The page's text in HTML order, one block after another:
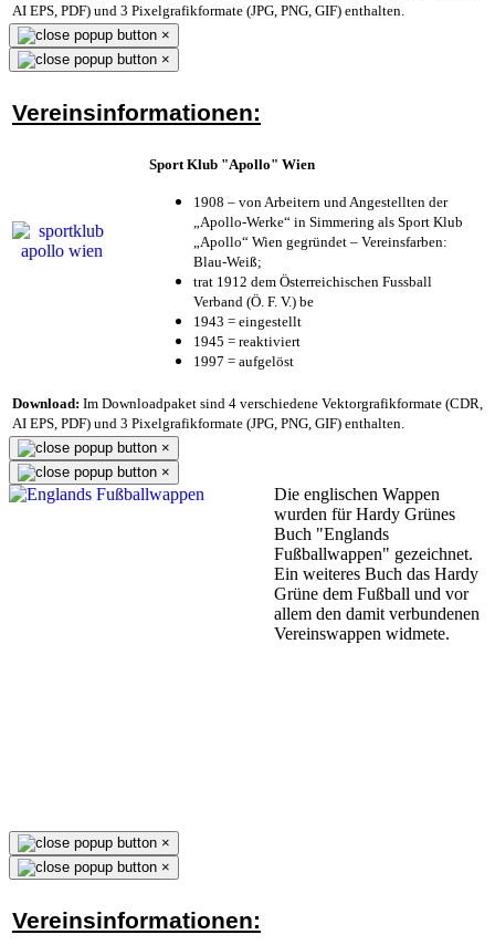
AI EPS, PDF) und 3 Pixelgrafikformate (JPG, PNG, GIF) enthalten.
×
×
Vereinsinformationen:
Sport Klub "Apollo" Wien
1908 – von Arbeitern und Angestellten der
„Apollo-Werke“ in Simmering als Sport Klub
„Apollo“ Wien gegründet – Vereinsfarben:
Blau-Weiß;
trat 1912 dem Österreichischen Fussball
Verband (Ö. F. V.) be
1943 = eingestellt
1945 = reaktiviert
1997 = aufgelöst
Download: Im Downloadpaket sind 4 verschiedene Vektorgrafikformate (CDR,
AI EPS, PDF) und 3 Pixelgrafikformate (JPG, PNG, GIF) enthalten.
×
×
Die englischen Wappen
wurden für Hardy Grünes
Buch "Englands
Fußballwappen" gezeichnet.
Ein weiteres Buch das Hardy
Grüne dem Fußball und vor
allem den damit verbundenen
Vereinswappen widmete.
×
×
Vereinsinformationen: